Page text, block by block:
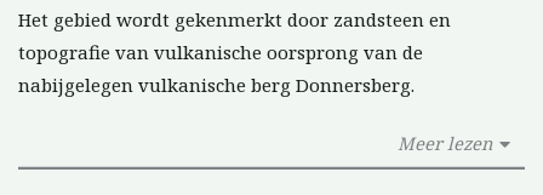
Het gebied wordt gekenmerkt door zandsteen en
topografie van vulkanische oorsprong van de
nabijgelegen vulkanische berg Donnersberg.
Meer lezen